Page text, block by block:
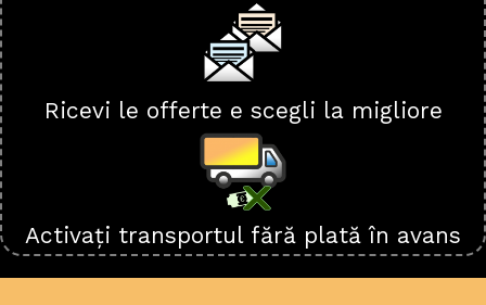
Ricevi le offerte e scegli la migliore
Activați transportul fără plată în avans